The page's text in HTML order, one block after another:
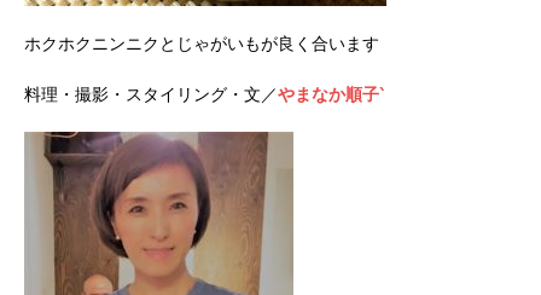
ホクホクニンニクとじゃがいもが良く合います
料理・撮影・スタイリング・文／やまなか順子‵